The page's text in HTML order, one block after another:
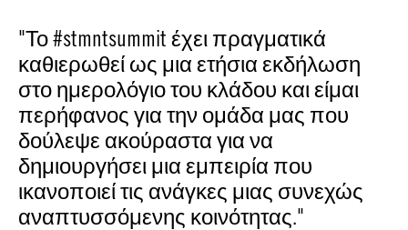
"Το #stmntsummit έχει πραγματικά
καθιερωθεί ως μια ετήσια εκδήλωση
στο ημερολόγιο του κλάδου και είμαι
περήφανος για την ομάδα μας που
δούλεψε ακούραστα για να
δημιουργήσει μια εμπειρία που
ικανοποιεί τις ανάγκες μιας συνεχώς
αναπτυσσόμενης κοινότητας."